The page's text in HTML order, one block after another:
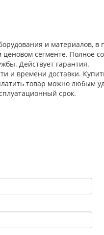
и
сегменте. Полное
Действует гарантия.
и времени доставки.
товар можно любым
срок.